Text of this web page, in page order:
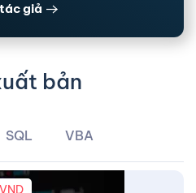
giả
bản
SQL VBA
VND